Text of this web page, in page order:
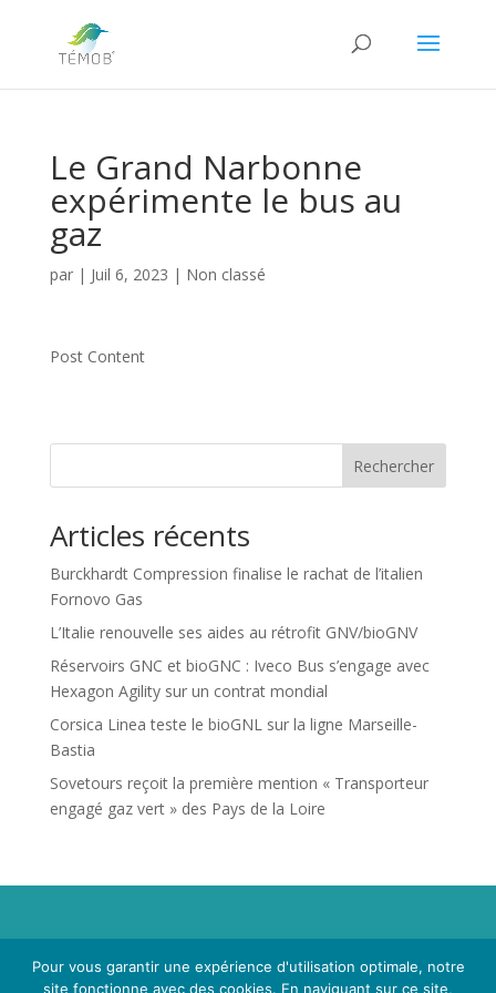
Le Grand Narbonne
expérimente le bus au
gaz
par | Juil 6, 2023 | Non classé
Post Content
Rechercher
Articles récents
Burckhardt Compression finalise le rachat de l’italien
Fornovo Gas
L’Italie renouvelle ses aides au rétrofit GNV/bioGNV
Réservoirs GNC et bioGNC : Iveco Bus s’engage avec
Hexagon Agility sur un contrat mondial
Corsica Linea teste le bioGNL sur la ligne Marseille-
Bastia
Sovetours reçoit la première mention « Transporteur
engagé gaz vert » des Pays de la Loire
Propriété de Territoire d'Energie Lot-et-Garonne. Voir
Mentions LégalesetPolitique de Confidentialité.
Pour vous garantir une expérience d'utilisation optimale, notre
site fonctionne avec des cookies. En naviguant sur ce site,